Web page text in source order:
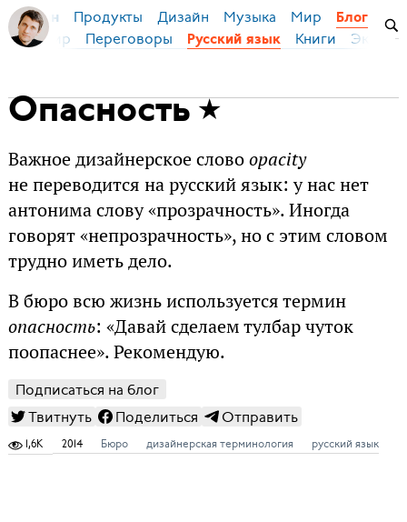
Бирман Продукты Дизайн Музыка Мир Блог
Мир Переговоры Русский язык Книги
Опасность
Важное дизайнерское словоopacity
не переводится на русский язык: у нас нет
антонима слову «прозрачность». Иногда
говорят «непрозрачность», но с этим словом
трудно иметь дело.
В бюро всю жизнь используется термин
опасность: «Давай сделаем тулбар чуток
поопаснее». Рекомендую.
Подписаться на блог
Твитнуть
Поделиться Отправить
1,6K 2014 Бюро дизайнерская терминология русский язык